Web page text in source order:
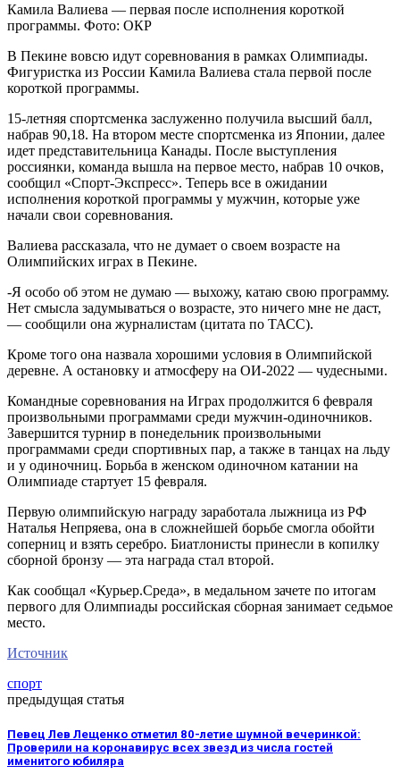
Камила Валиева — первая после исполнения короткой
программы. Фото: ОКР
В Пекине вовсю идут соревнования в рамках Олимпиады.
Фигуристка из России Камила Валиева стала первой после
короткой программы.
15-летняя спортсменка заслуженно получила высший балл,
набрав 90,18. На втором месте спортсменка из Японии, далее
идет представительница Канады. После выступления
россиянки, команда вышла на первое место, набрав 10 очков,
сообщил «Спорт-Экспресс». Теперь все в ожидании
исполнения короткой программы у мужчин, которые уже
начали свои соревнования.
Валиева рассказала, что не думает о своем возрасте на
Олимпийских играх в Пекине.
-Я особо об этом не думаю — выхожу, катаю свою программу.
Нет смысла задумываться о возрасте, это ничего мне не даст,
— сообщили она журналистам (цитата по ТАСС).
Кроме того она назвала хорошими условия в Олимпийской
деревне. А остановку и атмосферу на ОИ-2022 — чудесными.
Командные соревнования на Играх продолжится 6 февраля
произвольными программами среди мужчин-одиночников.
Завершится турнир в понедельник произвольными
программами среди спортивных пар, а также в танцах на льду
и у одиночниц. Борьба в женском одиночном катании на
Олимпиаде стартует 15 февраля.
Первую олимпийскую награду заработала лыжница из РФ
Наталья Непряева, она в сложнейшей борьбе смогла обойти
соперниц и взять серебро. Биатлонисты принесли в копилку
сборной бронзу — эта награда стал второй.
Как сообщал «Курьер.Среда», в медальном зачете по итогам
первого для Олимпиады российская сборная занимает седьмое
место.
Источник
спорт
предыдущая статья
Певец Лев Лещенко отметил 80-летие шумной вечеринкой:
Проверили на коронавирус всех звезд из числа гостей
именитого юбиляра